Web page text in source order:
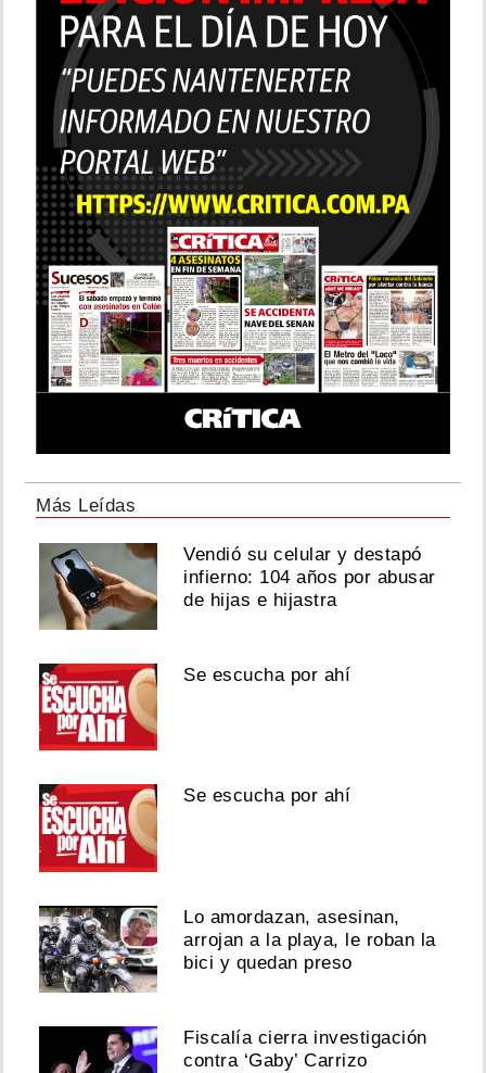
Más Leídas
Vendió su celular y destapó
infierno: 104 años por abusar
de hijas e hijastra
Se escucha por ahí
Se escucha por ahí
Lo amordazan, asesinan,
arrojan a la playa, le roban la
bici y quedan preso
Fiscalía cierra investigación
contra ‘Gaby’ Carrizo